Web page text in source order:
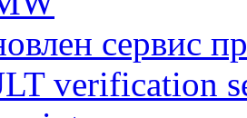
сервис
verification